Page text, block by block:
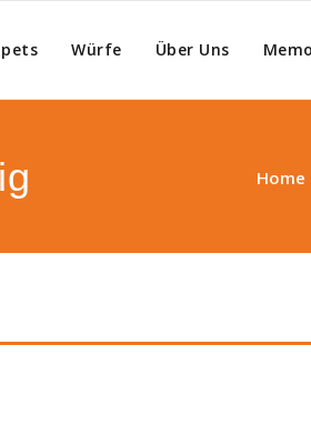
Whippets
Würfe Über Uns
Home